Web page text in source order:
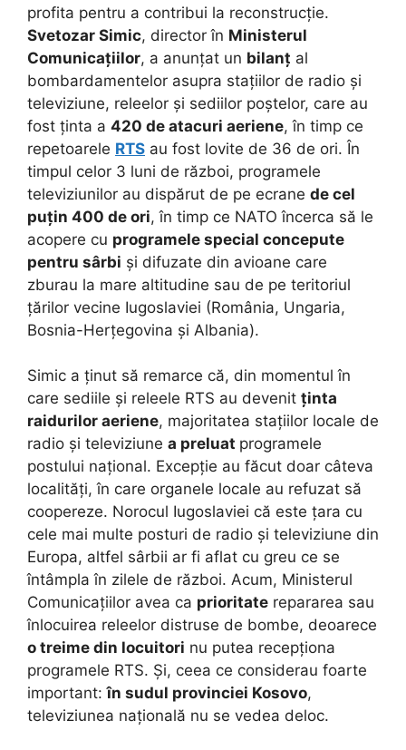
profita pentru a contribui la reconstrucție.
Svetozar Simic, director în Ministerul
Comunicațiilor, a anunțat un bilanț al
bombardamentelor asupra stațiilor de radio și
televiziune, releelor și sediilor poștelor, care au
fost ținta a 420 de atacuri aeriene, în timp ce
repetoarele RTS au fost lovite de 36 de ori. În
timpul celor 3 luni de război, programele
televiziunilor au dispărut de pe ecrane de cel
puțin 400 de ori, în timp ce NATO încerca să le
acopere cu programele special concepute
pentru sârbi și difuzate din avioane care
zburau la mare altitudine sau de pe teritoriul
țărilor vecine Iugoslaviei (România, Ungaria,
Bosnia-Herțegovina și Albania).
Simic a ținut să remarce că, din momentul în
care sediile și releele RTS au devenit ținta
raidurilor aeriene, majoritatea stațiilor locale de
radio și televiziune a preluat programele
postului național. Excepție au făcut doar câteva
localități, în care organele locale au refuzat să
coopereze. Norocul Iugoslaviei că este țara cu
cele mai multe posturi de radio și televiziune din
Europa, altfel sârbii ar fi aflat cu greu ce se
întâmpla în zilele de război. Acum, Ministerul
Comunicațiilor avea ca prioritate repararea sau
înlocuirea releelor distruse de bombe, deoarece
o treime din locuitori nu putea recepționa
programele RTS. Și, ceea ce considerau foarte
important:în sudul provinciei Kosovo,
televiziunea națională nu se vedea deloc.